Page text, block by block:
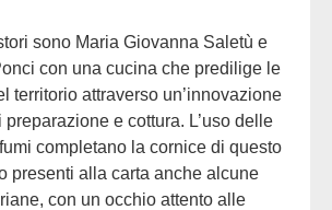
con una cucina che predilige le
territorio attraverso un’innovazione
e cottura. L’uso delle
completano la cornice di questo
presenti alla carta anche alcune
con un occhio attento alle